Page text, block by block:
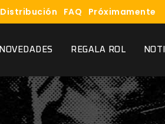
Distribución FAQ Próximamente
NOVEDADES REGALA ROL